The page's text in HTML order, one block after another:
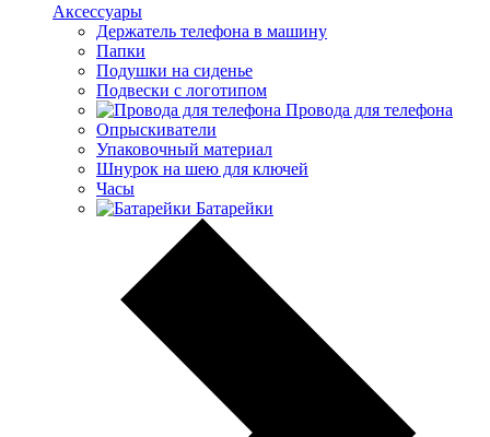
Аксессуары
Держатель телефона в машину
Папки
Подушки на сиденье
Подвески с логотипом
Провода для телефона
Опрыскиватели
Упаковочный материал
Шнурок на шею для ключей
Часы
Батарейки